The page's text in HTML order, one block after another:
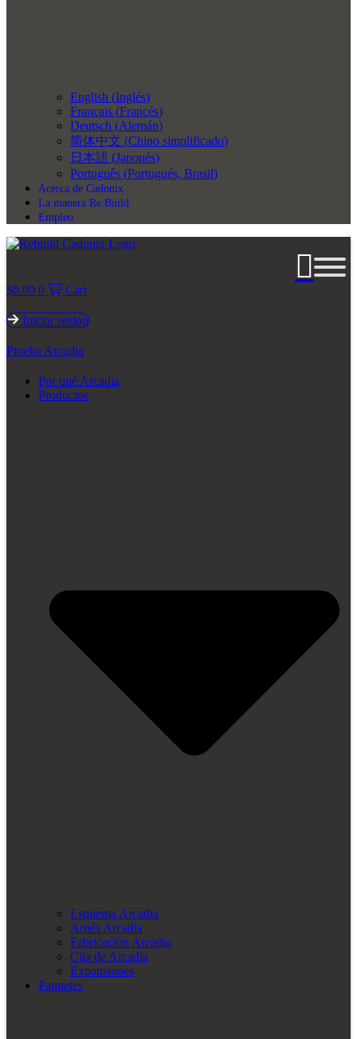
English (Inglés)
Français (Francés)
Deutsch (Alemán)
简体中文 (Chino simplificado)
日本語 (Japonés)
Português (Portugués, Brasil)
Acerca de Cadonix
La manera Re:Build
Empleo
$0.00 0 Cart
Iniciar sesión
Prueba Arcadia
Por qué Arcadia
Productos
Esquema Arcadia
Arnés Arcadia
Fabricación Arcadia
Cita de Arcadia
Expansiones
Paquetes